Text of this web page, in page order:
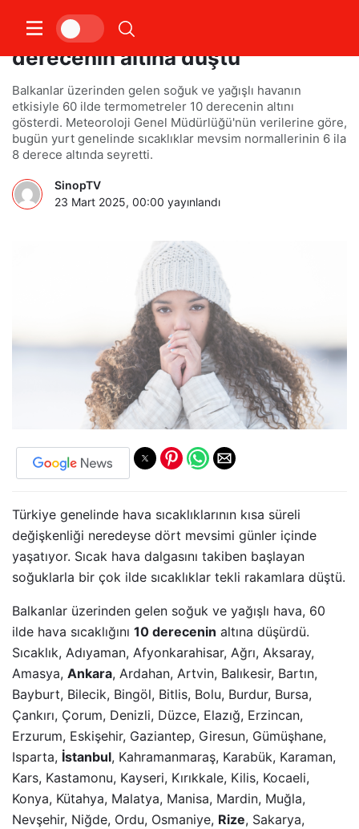
Hava sıcaklığı 60 ilde 10
derecenin altına düştü
Balkanlar üzerinden gelen soğuk ve yağışlı havanın
etkisiyle 60 ilde termometreler 10 derecenin altını
gösterdi. Meteoroloji Genel Müdürlüğü'nün verilerine göre,
bugün yurt genelinde sıcaklıklar mevsim normallerinin 6 ila
8 derece altında seyretti.
SinopTV
23 Mart 2025, 00:00 yayınlandı
Türkiye genelinde hava sıcaklıklarının kısa süreli
değişkenliği neredeyse dört mevsimi günler içinde
yaşatıyor. Sıcak hava dalgasını takiben başlayan
soğuklarla bir çok ilde sıcaklıklar tekli rakamlara düştü.
Balkanlar üzerinden gelen soğuk ve yağışlı hava, 60
ilde hava sıcaklığını 10 derecenin altına düşürdü.
Sıcaklık, Adıyaman, Afyonkarahisar, Ağrı, Aksaray,
Amasya, Ankara, Ardahan, Artvin, Balıkesir, Bartın,
Bayburt, Bilecik, Bingöl, Bitlis, Bolu, Burdur, Bursa,
Çankırı, Çorum, Denizli, Düzce, Elazığ, Erzincan,
Erzurum, Eskişehir, Gaziantep, Giresun, Gümüşhane,
Isparta, İstanbul, Kahramanmaraş, Karabük, Karaman,
Kars, Kastamonu, Kayseri, Kırıkkale, Kilis, Kocaeli,
Konya, Kütahya, Malatya, Manisa, Mardin, Muğla,
Nevşehir, Niğde, Ordu, Osmaniye, Rize, Sakarya,